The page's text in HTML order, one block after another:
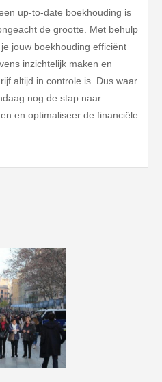
up-to-date boekhouding is
de grootte. Met behulp
jouw boekhouding efficiënt
inzichtelijk maken en
altijd in controle is. Dus waar
nog de stap naar
en optimaliseer de financiële